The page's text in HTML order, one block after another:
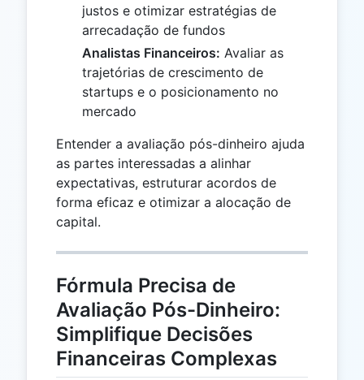
justos e otimizar estratégias de
arrecadação de fundos
Analistas Financeiros: Avaliar as
trajetórias de crescimento de
startups e o posicionamento no
mercado
Entender a avaliação pós-dinheiro ajuda
as partes interessadas a alinhar
expectativas, estruturar acordos de
forma eficaz e otimizar a alocação de
capital.
Fórmula Precisa de
Avaliação Pós-Dinheiro:
Simplifique Decisões
Financeiras Complexas